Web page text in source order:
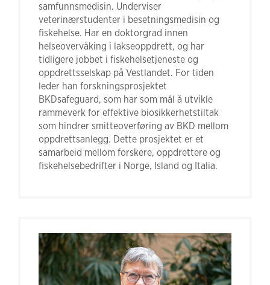
samfunnsmedisin. Underviser
veterinærstudenter i besetningsmedisin og
fiskehelse. Har en doktorgrad innen
helseovervåking i lakseoppdrett, og har
tidligere jobbet i fiskehelsetjeneste og
oppdrettsselskap på Vestlandet. For tiden
leder han forskningsprosjektet
BKDsafeguard, som har som mål å utvikle
rammeverk for effektive biosikkerhetstiltak
som hindrer smitteoverføring av BKD mellom
oppdrettsanlegg. Dette prosjektet er et
samarbeid mellom forskere, oppdrettere og
fiskehelsebedrifter i Norge, Island og Italia.